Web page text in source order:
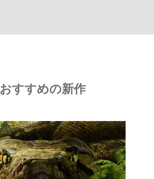
おすすめの新作